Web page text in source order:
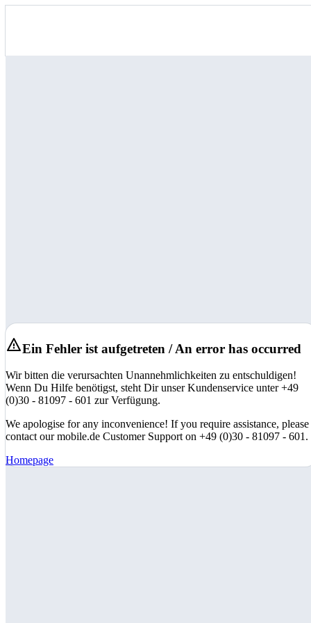
Ein Fehler ist aufgetreten / An error has occurred
Wir bitten die verursachten Unannehmlichkeiten zu entschuldigen!
Wenn Du Hilfe benötigst, steht Dir unser Kundenservice unter +49
(0)30 - 81097 - 601 zur Verfügung.
We apologise for any inconvenience! If you require assistance, please
contact our mobile.de Customer Support on +49 (0)30 - 81097 - 601.
Homepage